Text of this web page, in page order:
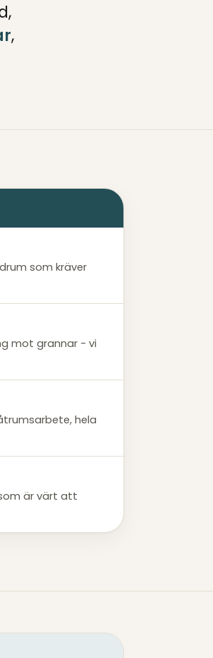
,
som kräver
mot grannar - vi
hela
är värt att